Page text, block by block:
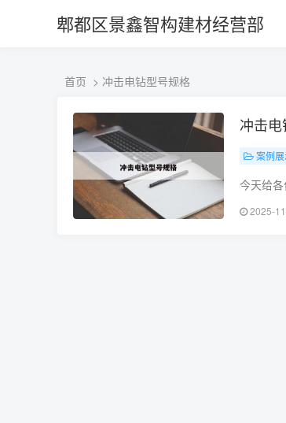
郫都区景鑫智构建材经营部
首页 > 冲击电钻型号规格
冲击
案例
今天给
少??
2025-